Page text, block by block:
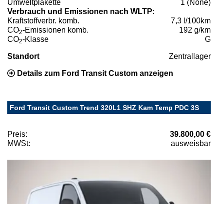
Umweltplakette
1 (None)
Verbrauch und Emissionen nach WLTP:
Kraftstoffverbr. komb.
7,3 l/100km
CO2-Emissionen komb.
192 g/km
CO2-Klasse G
Standort Zentrallager
Details zum Ford Transit Custom anzeigen
Ford Transit Custom Trend 320L1 SHZ Kam Temp PDC 3S
Preis:
39.800,00 €
MWSt:
ausweisbar